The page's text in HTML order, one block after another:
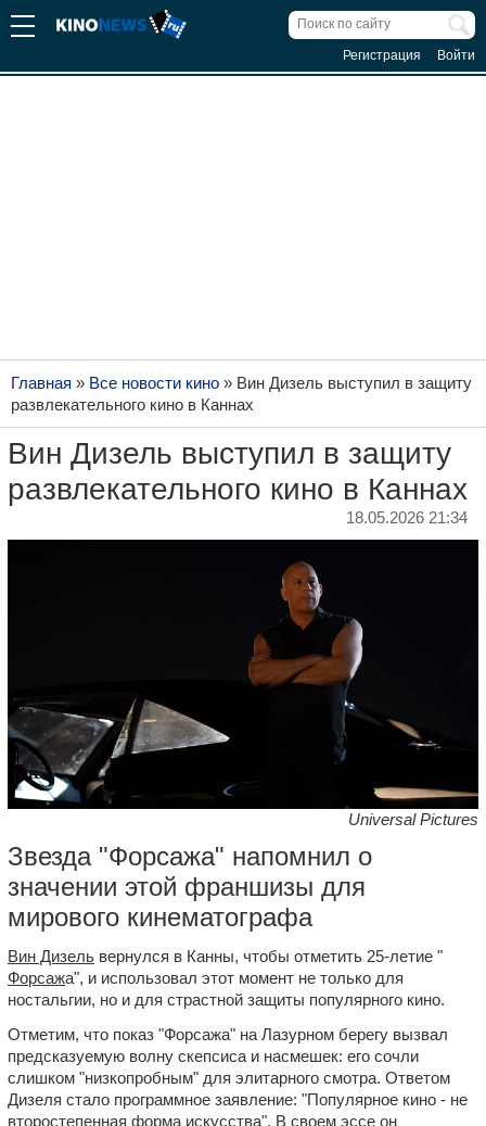
Регистрация Войти
Главная » Все новости кино » Вин Дизель выступил в защиту
развлекательного кино в Каннах
Вин Дизель выступил в защиту
развлекательного кино в Каннах
18.05.2026 21:34
Universal Pictures
Звезда "Форсажа" напомнил о
значении этой франшизы для
мирового кинематографа
Вин Дизель вернулся в Канны, чтобы отметить 25-летие "
Форсажа", и использовал этот момент не только для
ностальгии, но и для страстной защиты популярного кино.
Отметим, что показ "Форсажа" на Лазурном берегу вызвал
предсказуемую волну скепсиса и насмешек: его сочли
слишком "низкопробным" для элитарного смотра. Ответом
Дизеля стало программное заявление: "Популярное кино - не
второстепенная форма искусства". В своем эссе он